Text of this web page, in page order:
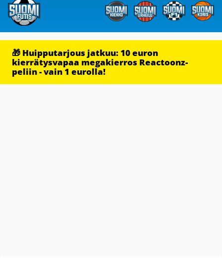
🎁 Huipputarjous jatkuu: 10 euron
kierrätysvapaa megakierros Reactoonz-
peliin - vain 1 eurolla!